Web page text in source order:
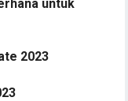
untuk
2023